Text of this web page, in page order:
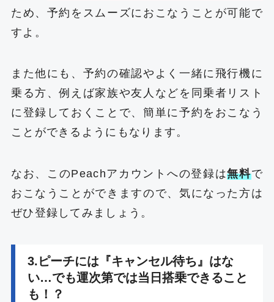
ため、予約をスムーズにおこなうことが可能で
すよ。
また他にも、予約の確認やよく一緒に飛行機に
乗る方、例えば家族や友人などを同乗者リスト
に登録しておくことで、簡単に予約をおこなう
ことができるようにもなります。
なお、このPeachアカウントへの登録は無料で
おこなうことができますので、気になった方は
ぜひ登録してみましょう。
3.ピーチには『キャンセル待ち』はな
い…でも運次第では当日搭乗できること
も！？